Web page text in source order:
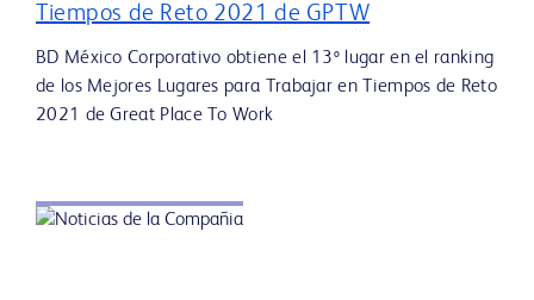
Tiempos de Reto 2021 de GPTW
BD México Corporativo obtiene el 13º lugar en el ranking
de los Mejores Lugares para Trabajar en Tiempos de Reto
2021 de Great Place To Work